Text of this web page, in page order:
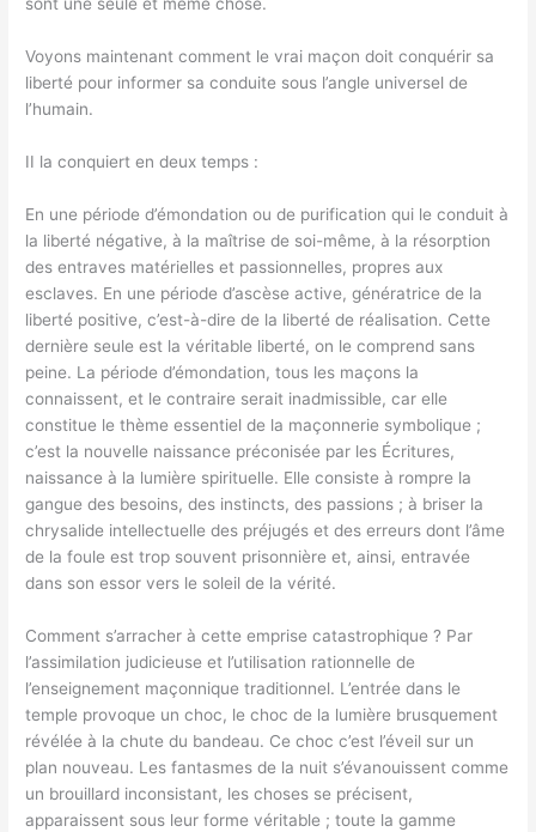
Voyons maintenant comment le vrai maçon doit conquérir sa
liberté pour informer sa conduite sous l’angle universel de
l’humain.
II la conquiert en deux temps :
En une période d’émondation ou de purification qui le conduit à
la liberté négative, à la maîtrise de soi-même, à la résorption
des entraves matérielles et passionnelles, propres aux
esclaves. En une période d’ascèse active, génératrice de la
liberté positive, c’est-à-dire de la liberté de réalisation. Cette
dernière seule est la véritable liberté, on le comprend sans
peine. La période d’émondation, tous les maçons la
connaissent, et le contraire serait inadmissible, car elle
constitue le thème essentiel de la maçonnerie symbolique ;
c’est la nouvelle naissance préconisée par les Écritures,
naissance à la lumière spirituelle. Elle consiste à rompre la
gangue des besoins, des instincts, des passions ; à briser la
chrysalide intellectuelle des préjugés et des erreurs dont l’âme
de la foule est trop souvent prisonnière et, ainsi, entravée
dans son essor vers le soleil de la vérité.
Comment s’arracher à cette emprise catastrophique ? Par
l’assimilation judicieuse et l’utilisation rationnelle de
l’enseignement maçonnique traditionnel. L’entrée dans le
temple provoque un choc, le choc de la lumière brusquement
révélée à la chute du bandeau. Ce choc c’est l’éveil sur un
plan nouveau. Les fantasmes de la nuit s’évanouissent comme
un brouillard inconsistant, les choses se précisent,
apparaissent sous leur forme véritable ; toute la gamme